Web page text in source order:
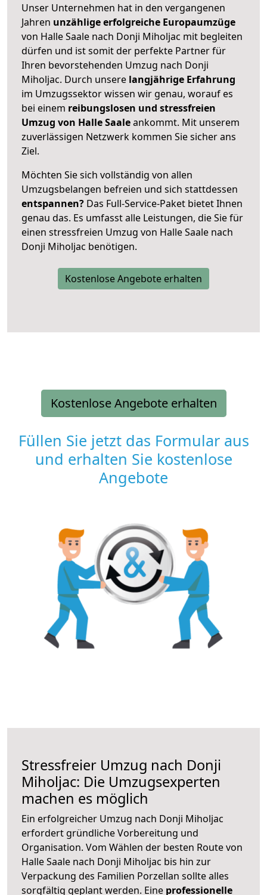
Unser Unternehmen hat in den vergangenen
Jahren unzählige erfolgreiche Europaumzüge
von Halle Saale nach Donji Miholjac mit begleiten
dürfen und ist somit der perfekte Partner für
Ihren bevorstehenden Umzug nach Donji
Miholjac. Durch unsere langjährige Erfahrung
im Umzugssektor wissen wir genau, worauf es
bei einem reibungslosen und stressfreien
Umzug von Halle Saaleankommt. Mit unserem
zuverlässigen Netzwerk kommen Sie sicher ans
Ziel.
Möchten Sie sich vollständig von allen
Umzugsbelangen befreien und sich stattdessen
entspannen? Das Full-Service-Paket bietet Ihnen
genau das. Es umfasst alle Leistungen, die Sie für
einen stressfreien Umzug von Halle Saale nach
Donji Miholjac benötigen.
Kostenlose Angebote erhalten
Kostenlose Angebote erhalten
Füllen Sie jetzt das Formular aus
und erhalten Sie kostenlose
Angebote
Stressfreier Umzug nach Donji
Miholjac: Die Umzugsexperten
machen es möglich
Ein erfolgreicher Umzug nach Donji Miholjac
erfordert gründliche Vorbereitung und
Organisation. Vom Wählen der besten Route von
Halle Saale nach Donji Miholjac bis hin zur
Verpackung des Familien Porzellan sollte alles
sorgfältig geplant werden. Eine professionelle